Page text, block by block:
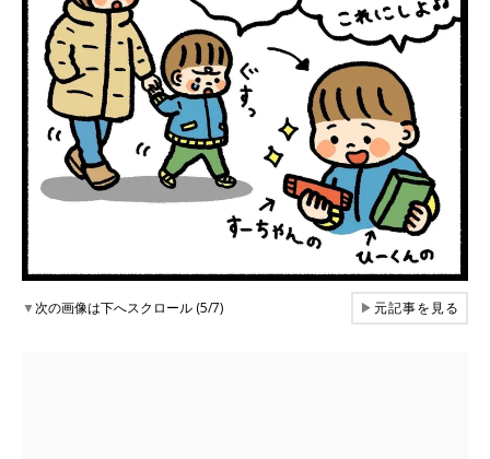
▼次の画像は下へスクロール (5/7) ▶元記事を見る